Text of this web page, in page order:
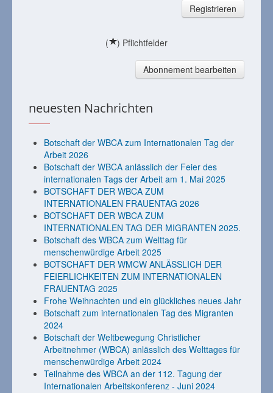
Registrieren
( ) Pflichtfelder
Abonnement bearbeiten
neuesten Nachrichten
Botschaft der WBCA zum Internationalen Tag der
Arbeit 2026
Botschaft der WBCA anlässlich der Feier des
internationalen Tags der Arbeit am 1. Mai 2025
BOTSCHAFT DER WBCA ZUM
INTERNATIONALEN FRAUENTAG 2026
BOTSCHAFT DER WBCA ZUM
INTERNATIONALEN TAG DER MIGRANTEN 2025.
Botschaft des WBCA zum Welttag für
menschenwürdige Arbeit 2025
BOTSCHAFT DER WMCW ANLÄSSLICH DER
FEIERLICHKEITEN ZUM INTERNATIONALEN
FRAUENTAG 2025
Frohe Weihnachten und ein glückliches neues Jahr
Botschaft zum internationalen Tag des Migranten
2024
Botschaft der Weltbewegung Christlicher
Arbeitnehmer (WBCA) anlässlich des Welttages für
menschenwürdige Arbeit 2024
Teilnahme des WBCA an der 112. Tagung der
Internationalen Arbeitskonferenz - Juni 2024